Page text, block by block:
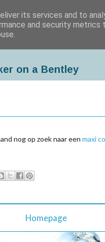
on a Bentley
nog op zoek naar een maxi
Homepage
its services and to
and security